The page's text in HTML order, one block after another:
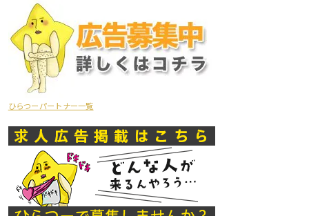
ひらつーパートナー一覧